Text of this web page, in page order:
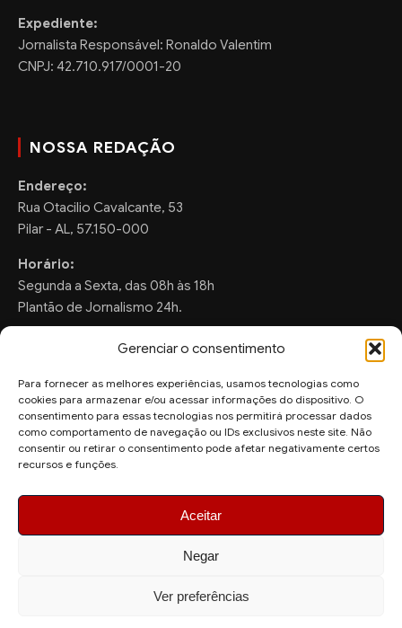
Gerenciar o consentimento
Para fornecer as melhores experiências, usamos tecnologias como
cookies para armazenar e/ou acessar informações do dispositivo. O
consentimento para essas tecnologias nos permitirá processar dados
como comportamento de navegação ou IDs exclusivos neste site. Não
consentir ou retirar o consentimento pode afetar negativamente certos
recursos e funções.
Aceitar
Negar
Ver preferências
Expediente:
Jornalista Responsável: Ronaldo Valentim
CNPJ: 42.710.917/0001-20
NOSSA REDAÇÃO
Endereço:
Rua Otacilio Cavalcante, 53
Pilar - AL, 57.150-000
Horário:
Segunda a Sexta, das 08h às 18h
Plantão de Jornalismo 24h.
FALE CONOSCO
Sugestões de Pauta:
ronaldo.valentim150@gmail.com
© 2026 AquiAgora - Todos os direitos reservados.